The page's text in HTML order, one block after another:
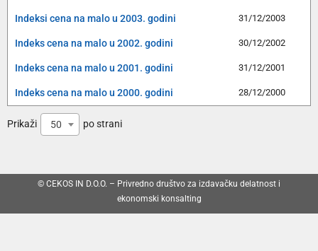
Indeksi cena na malo u 2003. godini 31/12/2003
Indeks cena na malo u 2002. godini 30/12/2002
Indeks cena na malo u 2001. godini 31/12/2001
Indeks cena na malo u 2000. godini 28/12/2000
Prikaži 50 po strani
© CEKOS IN D.O.O. – Privredno društvo za izdavačku delatnost i
ekonomski konsalting